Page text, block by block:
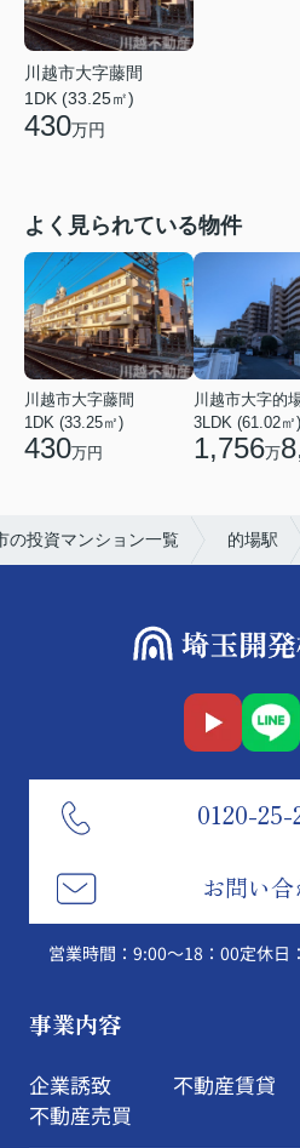
川越市大字藤間
1DK (33.25㎡)
430万円
よく見られている物件
川越市大字藤間
1DK (33.25㎡)
430万円
川越市大字的
3LDK (61.02㎡)
1,756万
の投資マンション一覧 的場駅
0120-25-
お問い
営業時間：9:00～18：00定休日
事業内容
企業誘致
不動産売買
不動産賃貸